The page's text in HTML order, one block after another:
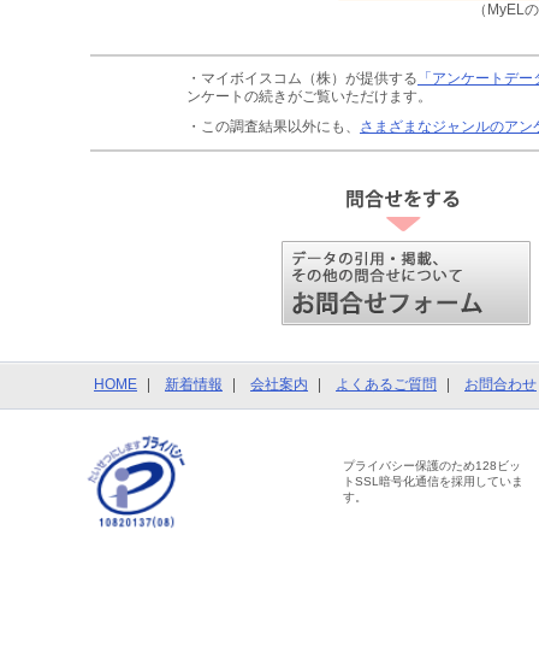
（MyEL
・マイボイスコム（株）が提供する 「アンケートデ
ンケートの続きがご覧いただけます。
・この調査結果以外にも、 さまざまなジャンルのアン
HOME 新着情報 会社案内 よくあるご質問 お問合わせ
プライバシー保護のため128ビッ
トSSL暗号化通信を採用していま
す。